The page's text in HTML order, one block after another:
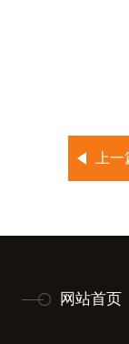
上
网站首页